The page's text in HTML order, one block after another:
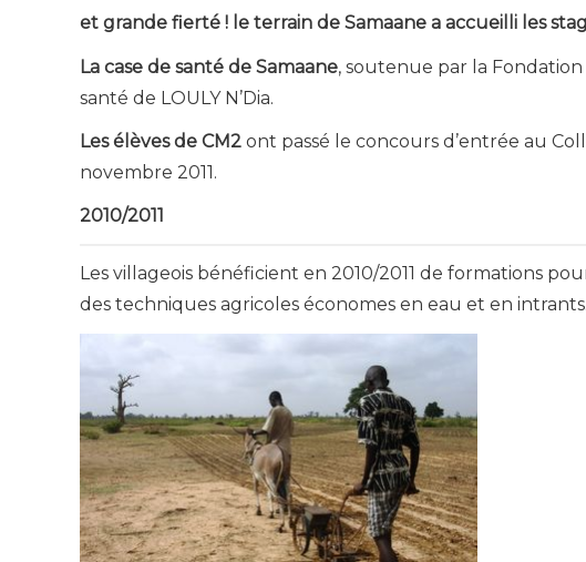
et grande fierté ! le terrain de Samaane a accueilli les
La case de santé de Samaane, soutenue par la
santé de LOULY N’Dia.
Les élèves de CM2 ont passé le concours d’entrée au
novembre 2011.
2010/2011
Les villageois bénéficient en 2010/2011 de formations
des techniques agricoles économes en eau et en intrants.